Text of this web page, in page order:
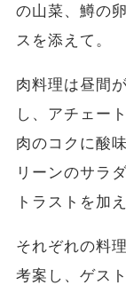
の山菜、鱒の
スを添えて。
肉料理は昼間
し、アチェー
肉のコクに酸
リーンのサラ
トラストを加
それぞれの料
考案し、ゲス